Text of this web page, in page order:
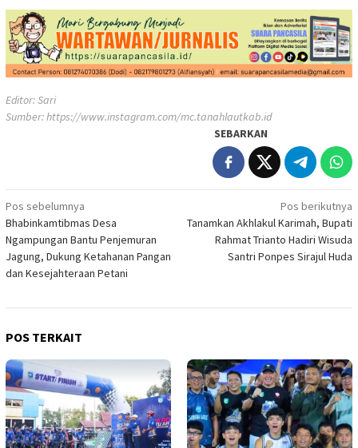
Editor: Sari
Sumber:https://www.instagram.com/mc.tanahlautkab.id
SEBARKAN
Navigasi
pos
Pos sebelumnya
Bhabinkamtibmas Desa
Ngampungan Bantu Penjemuran
Jagung, Dukung Ketahanan Pangan
dan Kesejahteraan Petani
Pos berikutnya
Tanamkan Akhlakul Karimah, Bupati
Rahmat Trianto Hadiri Wisuda
Santri Ponpes Sirajul Huda
POS TERKAIT